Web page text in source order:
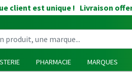
client est unique ! Livraison
PHARMACIE MARQUES